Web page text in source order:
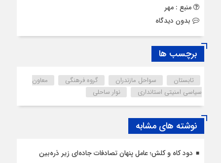
منبع : مهر
بدون دیدگاه
برچسب ها
تابستان سواحل مازندران گروه فرهنگی
معاون
سیاسی امنیتی استانداری
نوار ساحلی
نوشته های مشابه
دود کاه و کلش؛ عامل پنهان تصادفات جاده‌ای زیر ذره‌بین